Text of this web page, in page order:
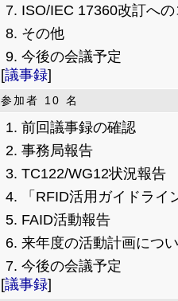
ISO/IEC 17360改訂へ
その他
今後の会議予定
[議事録]
参加者 10 名
前回議事録の確認
事務局報告
TC122/WG12状況報告
「RFID活用ガイドラ
FAID活動報告
来年度の活動計画につ
今後の会議予定
[議事録]